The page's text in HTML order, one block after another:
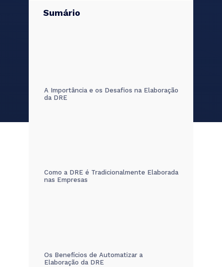
Sumário
A Importância e os Desafios na Elaboração
da DRE
Como a DRE é Tradicionalmente Elaborada
nas Empresas
Os Benefícios de Automatizar a
Elaboração da DRE